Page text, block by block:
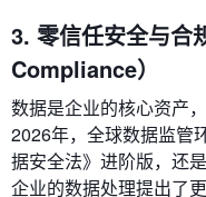
3. 零信任安全与
Compliance）
数据是企业的核心资产
2026年，全球数据监管
据安全法》进阶版，还
企业的数据处理提出了